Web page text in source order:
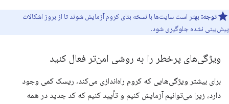
توجه: بهتر است سایت‌ها با نسخه بتای کروم آزمایش شوند تا از بروز اشکالات
پیش‌بینی نشده جلوگیری شود.
ویژگی‌های پرخطر را به روشی امن‌تر فعال کنید
برای بیشتر ویژگی‌هایی که کروم راه‌اندازی می‌کند، ریسک کمی وجود
دارد، زیرا می‌توانیم آزمایش کنیم و تأیید کنیم که کد جدید در همه